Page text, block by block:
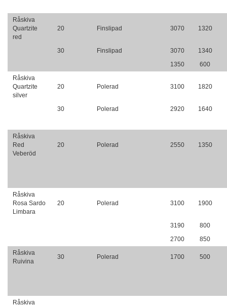
Råskiva
Quartzite
red
20 Finslipad 3070 1320
30 Finslipad 3070
1340
1350
600
Råskiva
Quartzite
silver
20 Polerad 3100 1820
30 Polerad 2920 1640
Råskiva
Red
Veberöd
20 Polerad 2550 1350
Råskiva
Rosa Sardo
Limbara
20 Polerad 3100 1900
3190
800
2700
850
Råskiva
Ruivina
30 Polerad 1700 500
Råskiva